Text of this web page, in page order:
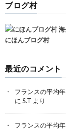
ブログ村
にほんブログ村
最近のコメント
フランスの平均
に S.T より
フランスの平均